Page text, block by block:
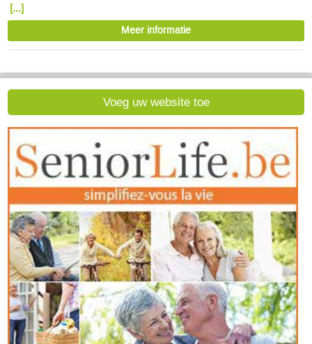
[...]
Meer informatie
Voeg uw website toe